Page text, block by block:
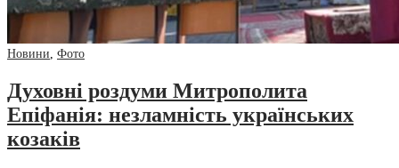
Новини, Фото
Духовні роздуми Митрополита
Епіфанія: незламність українських
козаків